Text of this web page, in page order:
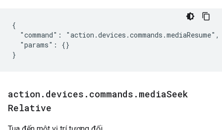
{
  "command": "action.devices.commands.mediaResume",
  "params": {}
}
action . devices . commands . mediaSeek
Relative